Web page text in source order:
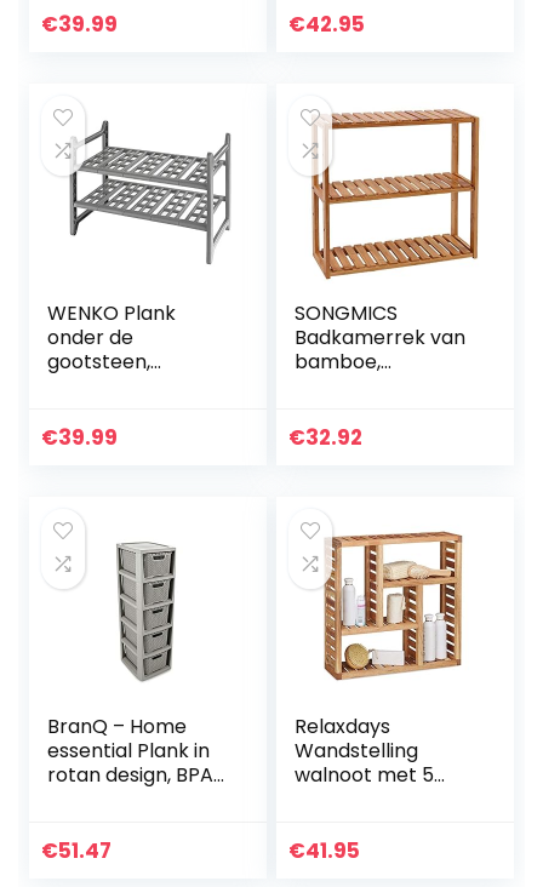
Kunststof,
€39.99
bamboerek,
keukenrek, 33…
€42.95
WENKO Plank
onder de
gootsteen,
de gootsteen, 44-
€39.99
SONGMICS
Badkamerrek van
bamboe,
planken,
of…
€32.92
BranQ – Home
essential Plank in
rotan design, BPA-
x 80 cm, 5 manden
€51.47
Relaxdays
Wandstelling
walnoot met 5
woonkamer,
€41.95